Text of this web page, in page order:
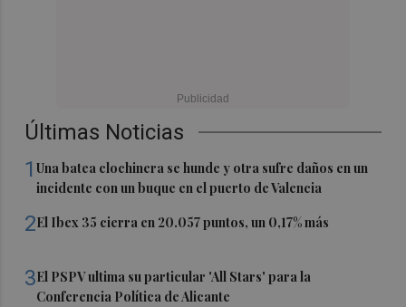
Últimas Noticias
1Una batea clochinera se hunde y otra sufre daños en un
incidente con un buque en el puerto de Valencia
2El Ibex 35 cierra en 20.057 puntos, un 0,17% más
3El PSPV ultima su particular 'All Stars' para la
Conferencia Política de Alicante